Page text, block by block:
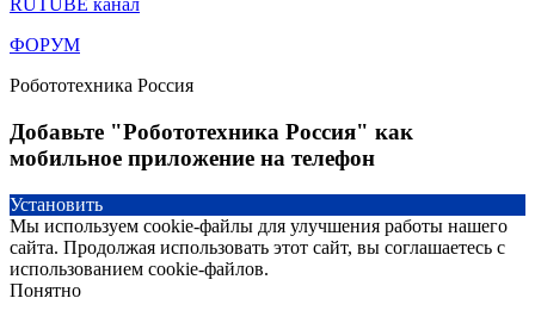
RUTUBE канал
ФОРУМ
Робототехника Россия
Добавьте "Робототехника Россия" как
мобильное приложение на телефон
Установить
Мы используем cookie-файлы для улучшения работы нашего
сайта. Продолжая использовать этот сайт, вы соглашаетесь с
использованием cookie-файлов.
Понятно